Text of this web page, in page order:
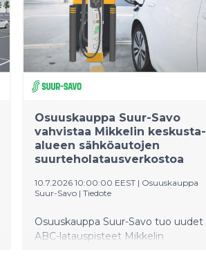
Osuuskauppa Suur-Savo
vahvistaa Mikkelin keskusta-
alueen sähköautojen
suurteholatausverkostoa
10.7.2026 10:00:00 EEST | Osuuskauppa
Suur-Savo | Tiedote
Osuuskauppa Suur-Savo tuo uudet
ABC-latauspisteet Mikkelin